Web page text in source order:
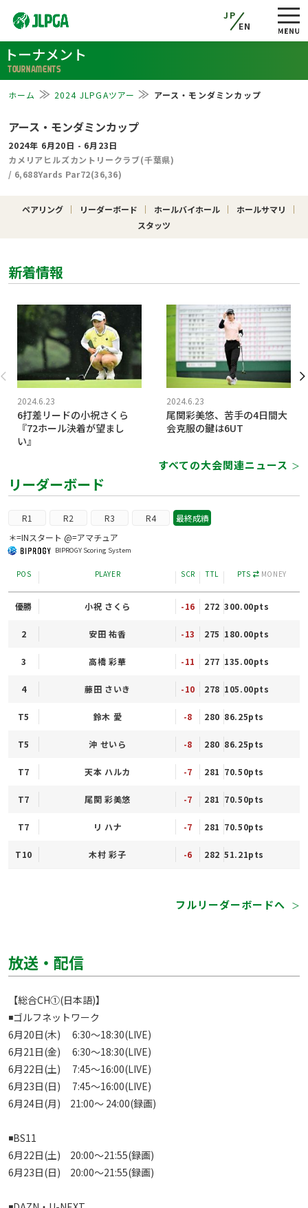
JP
EN
トーナメント
TOURNAMENTS
ホーム 2024 JLPGAツアー アース・モンダミンカップ
アース・モンダミンカップ
2024年 6月20日 - 6月23日
カメリアヒルズカントリークラブ(千葉県)
/ 6,688Yards Par72(36,36)
ペアリング リーダーボード ホールバイホール
ホールサマリ
スタッツ
新着情報
2024.6.23
6打差リードの小祝さくら
『72ホール決着が望まし
い』
2024.6.23
尾関彩美悠、苦手の4日間大
会克服の鍵は6UT
すべての大会関連ニュース ＞
リーダーボード
R1 R2 R3 R4 最終成績
BIPROGY Scoring System
＊=INスタート @=アマチュア
POS PLAYER SCR TTL PTS MONEY
優勝 小祝 さくら -16 272 300.00pts
2 安田 祐香 -13 275 180.00pts
3 高橋 彩華 -11 277 135.00pts
4 藤田 さいき -10 278 105.00pts
T5 鈴木 愛 -8 280 86.25pts
T5 沖 せいら -8 280 86.25pts
T7 天本 ハルカ -7 281 70.50pts
T7 尾関 彩美悠 -7 281 70.50pts
T7 リ ハナ -7 281 70.50pts
T10 木村 彩子 -6 282 51.21pts
フルリーダーボードへ ＞
放送・配信
【総合CH①(日本語)】
◾️ゴルフネットワーク
6月20日(木)　 6:30～18:30(LIVE)
6月21日(金)　 6:30～18:30(LIVE)
6月22日(土)　 7:45～16:00(LIVE)
6月23日(日)　 7:45～16:00(LIVE)
6月24日(月)　21:00～ 24:00(録画)
◾️BS11
6月22日(土)　20:00～21:55(録画)
6月23日(日)　20:00～21:55(録画)